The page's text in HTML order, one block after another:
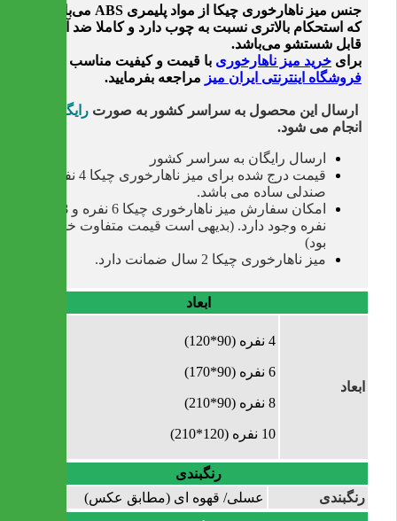
جنس میز ناهارخوری چیکا از مواد پلیمری ABS می‌باشد
که استحکام بالاتری نسبت به چوب دارد و کاملا ضد آب و
قابل شستشو می‌باشد.
برای خرید میز ناهارخوری با قیمت و کیفیت مناسب به
فروشگاه اینترنتی ایران میز مراجعه بفرمایید.
ارسال این محصول به سراسر کشور به صورت رایگان
انجام می شود.
ارسال رایگان به سراسر کشور
قیمت درج شده برای میز ناهارخوری چیکا 4 نفره با
صندلی ساده می باشد.
امکان سفارش میز ناهارخوری چیکا 6 نفره و 8
نفره وجود دارد. (بدیهی است قیمت متفاوت خواهد
بود)
میز ناهارخوری چیکا 2 سال ضمانت دارد.
ابعاد
ابعاد
4 نفره (90*120)
6 نفره (90*170)
8 نفره (90*210)
10 نفره (120*210)
رنگبندی
رنگبندی
عسلی/ قهوه ای (مطابق عکس)